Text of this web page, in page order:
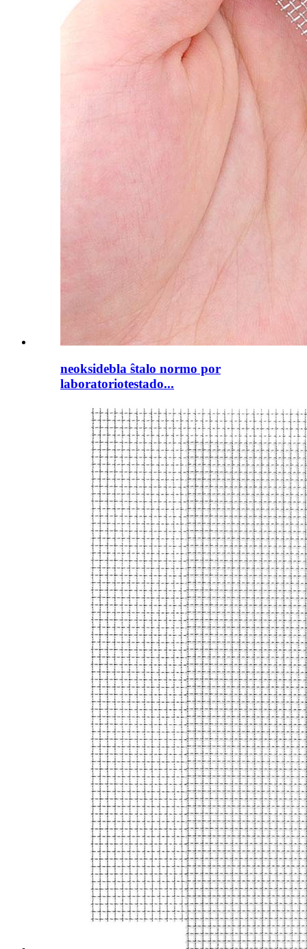
neoksidebla ŝtalo normo por
laboratoriotestado...